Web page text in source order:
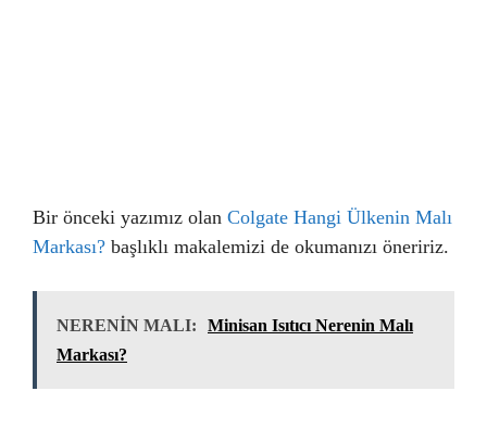
Bir önceki yazımız olan Colgate Hangi Ülkenin Malı
Markası? başlıklı makalemizi de okumanızı öneririz.
NERENİN MALI:
Minisan Isıtıcı Nerenin Malı
Markası?